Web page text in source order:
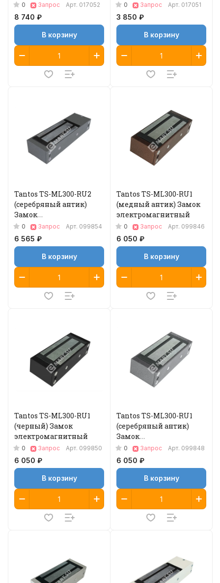
0 Запрос Арт. 017052
8 740 ₽
В корзину
0 Запрос Арт. 017051
3 850 ₽
В корзину
Tantos TS-ML300-RU2
(серебряный антик)
Замок
электромагнитный
0 Запрос Арт. 099854
6 565 ₽
В корзину
Tantos TS-ML300-RU1
(медный антик) Замок
электромагнитный
0 Запрос Арт. 099846
6 050 ₽
В корзину
Tantos TS-ML300-RU1
(черный) Замок
электромагнитный
0 Запрос Арт. 099850
6 050 ₽
В корзину
Tantos TS-ML300-RU1
(серебряный антик)
Замок
электромагнитный
0 Запрос Арт. 099848
6 050 ₽
В корзину